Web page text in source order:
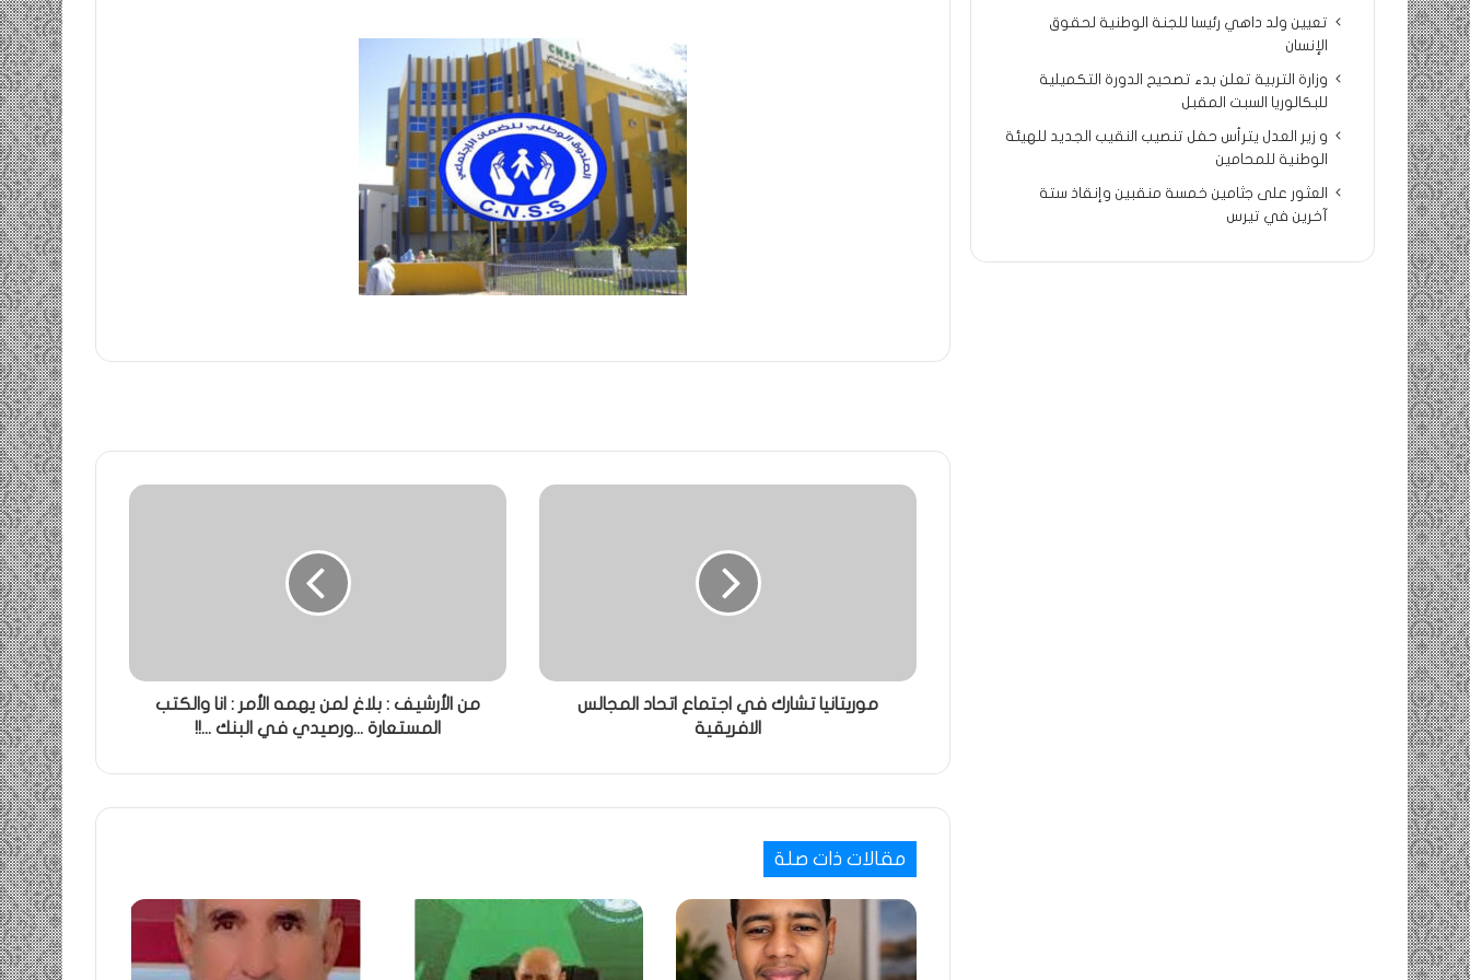
موريتانيا تشارك في اجتماع اتحاد المجالس
الافريقية
من الأرشيف : بلاغ لمن يهمه الأمر : انا والكتب
المستعارة ...ورصيدي في البنك ...!!
مقالات ذات صلة
تعيين ولد داهي رئيسا للجنة الوطنية لحقوق
الإنسان
وزارة التربية تعلن بدء تصحيح الدورة التكميلية
للبكالوريا السبت المقبل
و زير العدل يترأس حفل تنصيب النقيب الجديد للهيئة
الوطنية للمحامين
العثور على جثامين خمسة منقبين وإنقاذ ستة
آخرين في تيرس